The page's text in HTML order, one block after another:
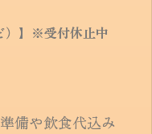
】 ※受付休止中
備や飲食代込み